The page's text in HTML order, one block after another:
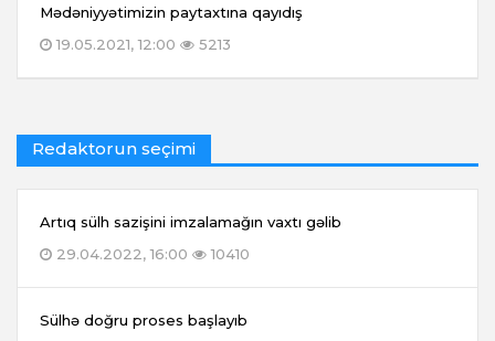
Mədəniyyətimizin paytaxtına qayıdış
19.05.2021, 12:00
5213
Redaktorun seçimi
Artıq sülh sazişini imzalamağın vaxtı gəlib
29.04.2022, 16:00
10410
Sülhə doğru proses başlayıb